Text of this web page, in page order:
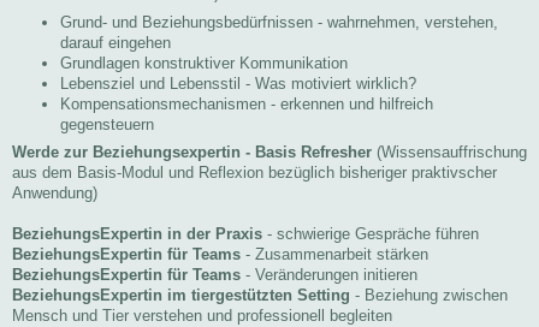
Grund- und Beziehungsbedürfnissen - wahrnehmen, verstehen,
darauf eingehen
Grundlagen konstruktiver Kommunikation
Lebensziel und Lebensstil - Was motiviert wirklich?
Kompensationsmechanismen - erkennen und hilfreich
gegensteuern
Werde zur Beziehungsexpertin - Basis Refresher (Wissensauffrischung
aus dem Basis-Modul und Reflexion bezüglich bisheriger praktivscher
Anwendung)
BeziehungsExpertin in der Praxis - schwierige Gespräche führen
BeziehungsExpertin für Teams - Zusammenarbeit stärken
BeziehungsExpertin für Teams - Veränderungen initieren
BeziehungsExpertin im tiergestützten Setting - Beziehung zwischen
Mensch und Tier verstehen und professionell begleiten